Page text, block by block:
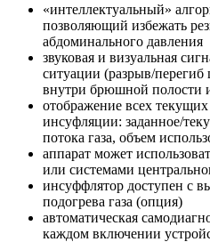
«интеллектуальный»
позволяющий избежать
абдоминального давления
звуковая и визуальная
ситуации (разрыв/
внутри брюшной полости
отображение всех
инсуфляции: заданное/
потока газа, объем
аппарат может
или системами
инсуффлятор доступен с
подогрева газа (опция)
автоматическая
каждом включении